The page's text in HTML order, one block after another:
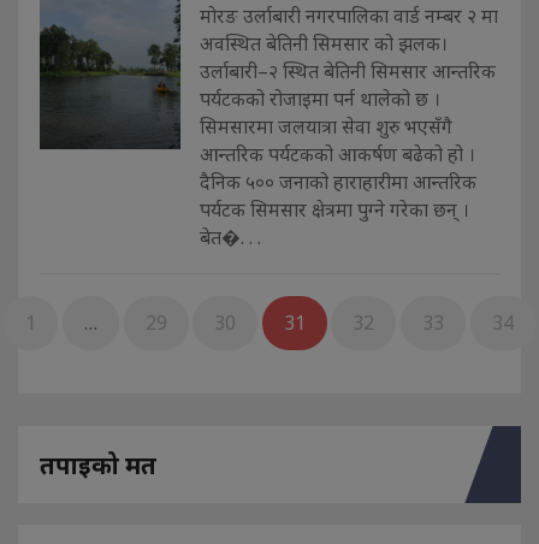
मोरङ उर्लाबारी नगरपालिका वार्ड नम्बर २ मा
अवस्थित बेतिनी सिमसार को झलक।
उर्लाबारी–२ स्थित बेतिनी सिमसार आन्तरिक
पर्यटकको रोजाइमा पर्न थालेको छ ।
सिमसारमा जलयात्रा सेवा शुरु भएसँगै
आन्तरिक पर्यटकको आकर्षण बढेको हो ।
दैनिक ५०० जनाको हाराहारीमा आन्तरिक
पर्यटक सिमसार क्षेत्रमा पुग्ने गरेका छन् ।
बेत�. . .
1 … 29 30 31 32 33 34
तपाइको मत